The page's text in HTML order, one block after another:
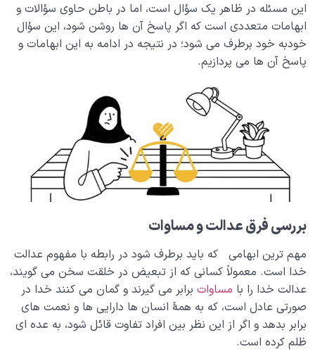
تفاوت میان انسان نادان و انسان عاقل از کجا سرچشمه می
نسبی بودن زمان یعنی چه؛ آیا زمان حقیقتی مطلق است یا
معرفی انواع رحِم ها؛ فرصت های ناب زندگی را دریاب!
منظور از ریاضیات زمان چیست؛ آیا رحم زمانی دارای فرمول و
قواعد خاصی است؟
غفلت از فرصت ها و رحم های زمانی؛ پیامدها و راه های
پیشگیری از آن
رحم مکانی چیست و چطور می تواند در جبران گذشته و
رحم استاد یعنی چه؛ ضرورت وجود استاد در حرکت انسانی
ما چیست؟
مفهوم قوس صعود و قوس نزول در نفس استاد و شاگرد
به چه معناست؟
این مسئله در ظاهر یک سؤال است، اما در باطن حاوی سؤالات و
ابهامات متعددی است که اگر پاسخ آن ها روشن شود، این سؤال
خودبه خود برطرف می شود؛ در نتیجه در ادامه به این ابهامات و
پاسخ آن ها می پردازیم.
بررسی فرق عدالت و مساوات
مهم ترین ابهامی که باید برطرف شود در رابطه با مفهوم عدالت
خدا است. معمولاً کسانی که از تبعیض در خلقت سخن می گویند،
عدالت خدا را با مساوات برابر می گیرند و گمان می کنند خدا در
صورتی عادل است، که به همۀ انسان ها دارایی ها و نعمت های
برابر بدهد و اگر از این نظر بین افراد تفاوت قائل شود، به عده ای
ظلم کرده است.